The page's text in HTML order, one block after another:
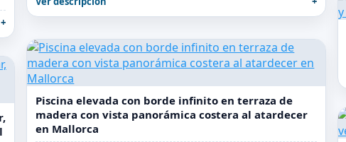
Piscina elevada con borde infinito en terraza de
madera con vista panorámica costera al atardecer
en Mallorca